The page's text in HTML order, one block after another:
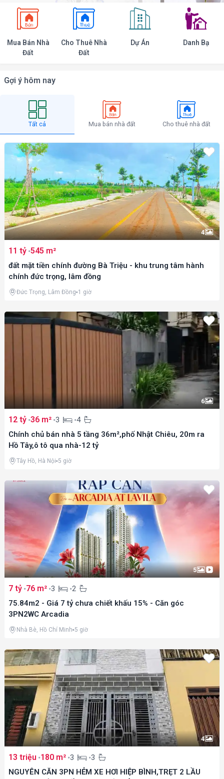
Mua Bán Nhà
Đất
Cho Thuê Nhà
Đất
Dự Án Danh Bạ
Gợi ý hôm nay
Tất cả Mua bán nhà đất Cho thuê nhà đất
4
11 tỷ 545 m²
đất mặt tiền chính đường Bà Triệu - khu trung tâm hành
chính đức trọng, lâm đồng
Đức Trọng, Lâm Đồng 1 giờ
6
12 tỷ 36 m² 3
4
Chính chủ bán nhà 5 tầng 36m²,phố Nhật Chiêu, 20m ra
Hồ Tây,ô tô qua nhà-12 tỷ
Tây Hồ, Hà Nội 5 giờ
5
7 tỷ 76 m² 3
2
75.84m2 - Giá 7 tỷ chưa chiết khấu 15% - Căn góc
3PN2WC Arcadia
Nhà Bè, Hồ Chí Minh 5 giờ
4
13 triệu 180 m² 3
3
NGUYÊN CĂN 3PN HẺM XE HƠI HIỆP BÌNH,TRẸT 2 LẦU